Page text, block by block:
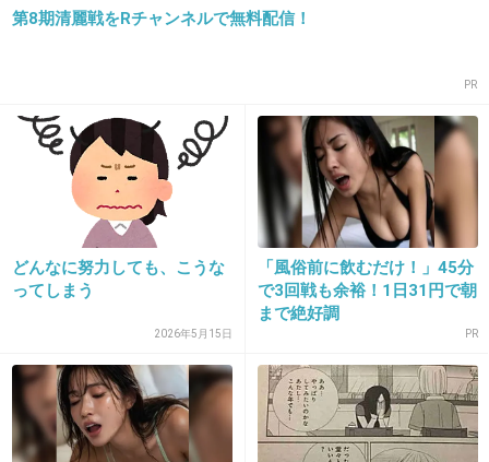
受験勉強
部活やスポーツ
くらいしか、努力が報われることってない気が
する。
+29
13. 匿名 2014/01/05(日) 11:20:55
中学時代3年生になってから勉強を本気で頑張
第8期清麗戦をRチャンネルで無料配信！
PR
どんなに努力しても、こうな
ってしまう
2026年5月15日
「風俗前に飲むだけ！」45分
で3回戦も余裕！1日31円で朝
まで絶好調
PR